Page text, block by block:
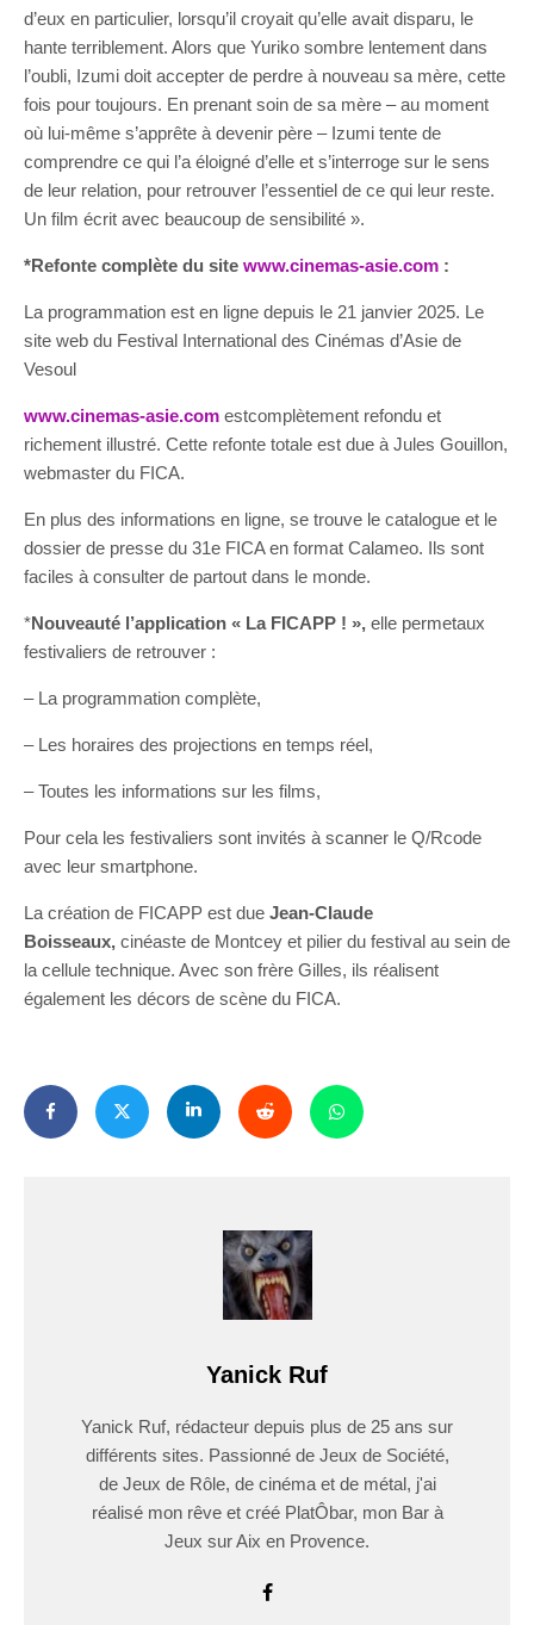
d’eux en particulier, lorsqu’il croyait qu’elle avait disparu, le
hante terriblement. Alors que Yuriko sombre lentement dans
l’oubli, Izumi doit accepter de perdre à nouveau sa mère, cette
fois pour toujours. En prenant soin de sa mère – au moment
où lui-même s’apprête à devenir père – Izumi tente de
comprendre ce qui l’a éloigné d’elle et s’interroge sur le sens
de leur relation, pour retrouver l’essentiel de ce qui leur reste.
Un film écrit avec beaucoup de sensibilité ».
*Refonte complète du site www.cinemas-asie.com :
La programmation est en ligne depuis le 21 janvier 2025. Le
site web du Festival International des Cinémas d’Asie de
Vesoul
www.cinemas-asie.com estcomplètement refondu et
richement illustré. Cette refonte totale est due à Jules Gouillon,
webmaster du FICA.
En plus des informations en ligne, se trouve le catalogue et le
dossier de presse du 31e FICA en format Calameo. Ils sont
faciles à consulter de partout dans le monde.
*Nouveauté l’application « La FICAPP ! », elle permetaux
festivaliers de retrouver :
– La programmation complète,
– Les horaires des projections en temps réel,
– Toutes les informations sur les films,
Pour cela les festivaliers sont invités à scanner le Q/Rcode
avec leur smartphone.
La création de FICAPP est due Jean-Claude
Boisseaux, cinéaste de Montcey et pilier du festival au sein de
la cellule technique. Avec son frère Gilles, ils réalisent
également les décors de scène du FICA.
Yanick Ruf
Yanick Ruf, rédacteur depuis plus de 25 ans sur
différents sites. Passionné de Jeux de Société,
de Jeux de Rôle, de cinéma et de métal, j'ai
réalisé mon rêve et créé PlatÔbar, mon Bar à
Jeux sur Aix en Provence.